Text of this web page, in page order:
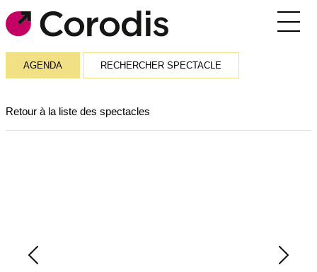
Agenda
AGENDA RECHERCHER SPECTACLE
Retour à la liste des spectacles
Previous Next